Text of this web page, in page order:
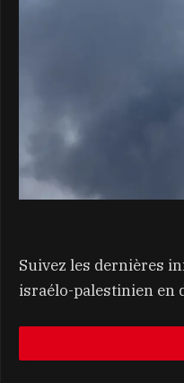
Suivez les dernières
israélo-palestinien en